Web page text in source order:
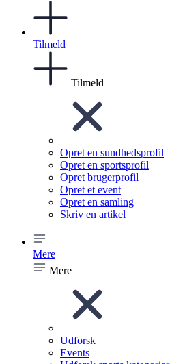
Tilmeld
Tilmeld
Opret en sundhedsprofil
Opret en sportsprofil
Opret brugerprofil
Opret et event
Opret en samling
Skriv en artikel
Mere
Mere
Udforsk
Events